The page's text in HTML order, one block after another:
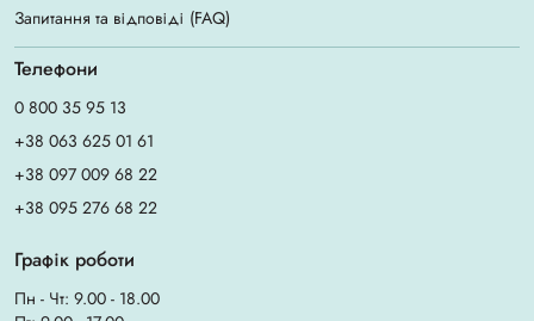
Запитання та відповіді (FAQ)
Телефони
0 800 35 95 13
+38 063 625 01 61
+38 097 009 68 22
+38 095 276 68 22
Графік роботи
Пн - Чт: 9.00 - 18.00